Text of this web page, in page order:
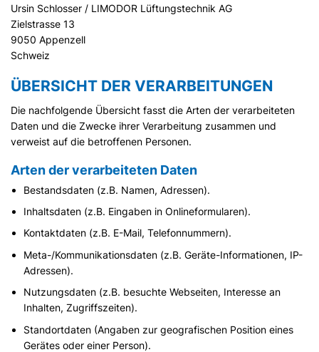
Ursin Schlosser / LIMODOR Lüftungstechnik AG
Zielstrasse 13
9050 Appenzell
Schweiz
ÜBERSICHT DER VERARBEITUNGEN
Die nachfolgende Übersicht fasst die Arten der verarbeiteten
Daten und die Zwecke ihrer Verarbeitung zusammen und
verweist auf die betroffenen Personen.
Arten der verarbeiteten Daten
Bestandsdaten (z.B. Namen, Adressen).
Inhaltsdaten (z.B. Eingaben in Onlineformularen).
Kontaktdaten (z.B. E-Mail, Telefonnummern).
Meta-/Kommunikationsdaten (z.B. Geräte-Informationen, IP-
Adressen).
Nutzungsdaten (z.B. besuchte Webseiten, Interesse an
Inhalten, Zugriffszeiten).
Standortdaten (Angaben zur geografischen Position eines
Gerätes oder einer Person).